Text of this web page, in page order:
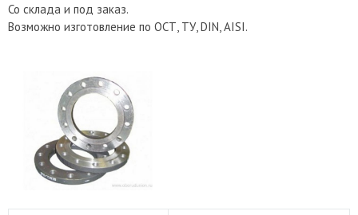
Со склада и под заказ.
Возможно изготовление по ОСТ, ТУ, DIN, AISI.